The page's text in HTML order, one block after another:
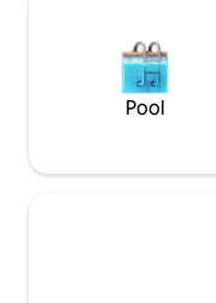
Pool